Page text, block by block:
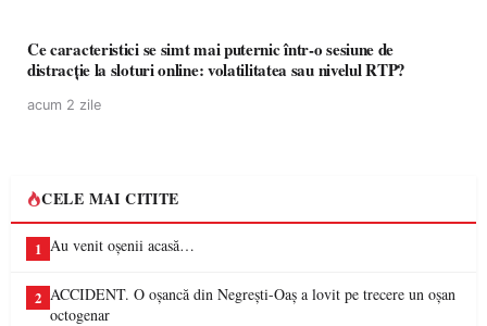
Ce caracteristici se simt mai puternic într-o sesiune de
distracție la sloturi online: volatilitatea sau nivelul RTP?
acum 2 zile
CELE MAI CITITE
1 Au venit oșenii acasă…
2 ACCIDENT. O oșancă din Negrești-Oaș a lovit pe trecere un oșan
octogenar